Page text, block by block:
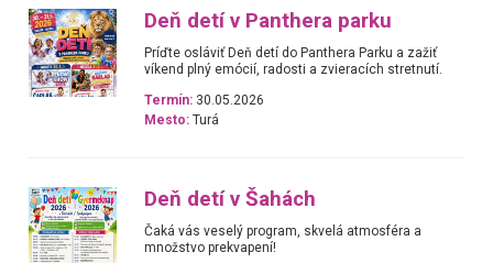
Deň detí v Panthera parku
Príďte osláviť Deň detí do Panthera Parku a zažiť
víkend plný emócií, radosti a zvieracích stretnutí.
Termín: 30.05.2026
Mesto: Turá
Deň detí v Šahách
Čaká vás veselý program, skvelá atmosféra a
množstvo prekvapení!